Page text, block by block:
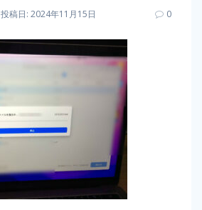
投稿日: 2024年11月15日 0